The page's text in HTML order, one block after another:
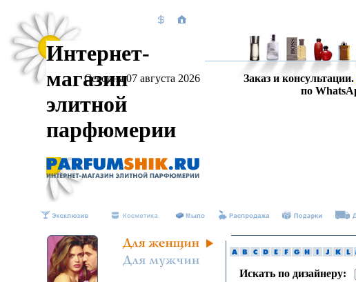
Интернет-
магазин
элитной
парфюмерии
Сегодня 07 августа 2026 Заказ и консультации.
по
Искать по дизайнеру: